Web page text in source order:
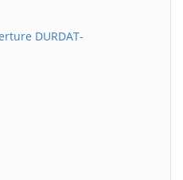
DURDAT-